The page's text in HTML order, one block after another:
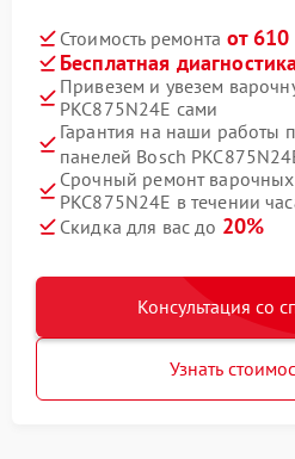
Стоимость ремонта от
Бесплатная диагностика
Привезем и увезем
PKC875N24E сами
Гарантия на наши работы
панелей Bosch
Срочный ремонт
PKC875N24E в течении
Скидка для вас до 20%
Консультация со
Узнать